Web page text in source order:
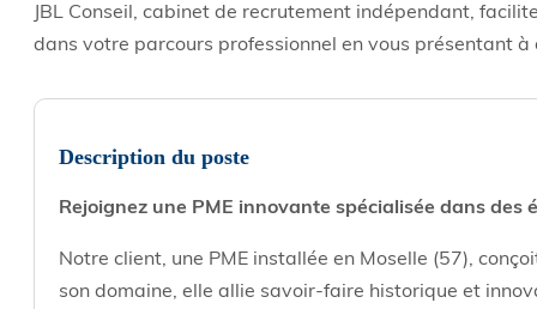
JBL Conseil, cabinet de recrutement indépendant,
dans votre parcours professionnel en vous présentant
Description du poste
Rejoignez une PME innovante spécialisée dans des
Notre client, une PME installée en Moselle (57),
son domaine, elle allie savoir-faire historique et